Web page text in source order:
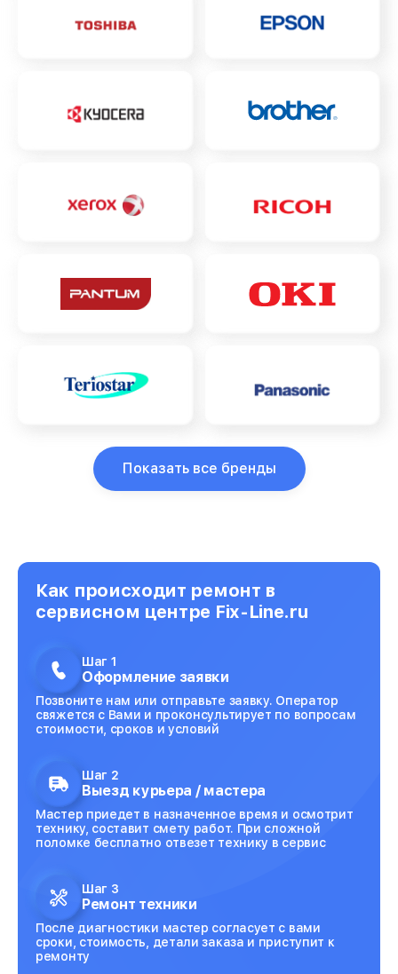
Показать все бренды
Как происходит ремонт в
сервисном центре Fix-Line.ru
Шаг 1
Оформление заявки
Позвоните нам или отправьте заявку. Оператор
свяжется с Вами и проконсультирует по вопросам
стоимости, сроков и условий
Шаг 2
Выезд курьера / мастера
Мастер приедет в назначенное время и осмотрит
технику, составит смету работ. При сложной
поломке бесплатно отвезет технику в сервис
Шаг 3
Ремонт техники
После диагностики мастер согласует с вами
сроки, стоимость, детали заказа и приступит к
ремонту